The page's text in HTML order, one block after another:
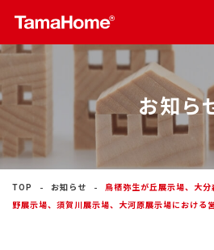
カタログ
注文住宅
戸建分譲住宅
お知ら
TOP お知らせ
鳥栖弥生が丘展示場、大
野展示場、須賀川展示場、大河原展示場における